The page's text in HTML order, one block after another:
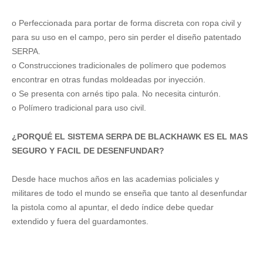
GLOCK
26
cantidad
o Perfeccionada para portar de forma discreta con ropa civil y
para su uso en el campo, pero sin perder el diseño patentado
SERPA.
o Construcciones tradicionales de polímero que podemos
encontrar en otras fundas moldeadas por inyección.
o Se presenta con arnés tipo pala. No necesita cinturón.
o Polímero tradicional para uso civil.
¿PORQUÉ EL SISTEMA SERPA DE BLACKHAWK ES EL MAS
SEGURO Y FACIL DE DESENFUNDAR?
Desde hace muchos años en las academias policiales y
militares de todo el mundo se enseña que tanto al desenfundar
la pistola como al apuntar, el dedo índice debe quedar
extendido y fuera del guardamontes.